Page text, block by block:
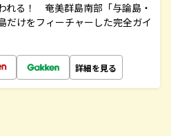
れる！ 奄美群島南部「与論島・
だけをフィーチャーした完全ガイ
詳細を見る